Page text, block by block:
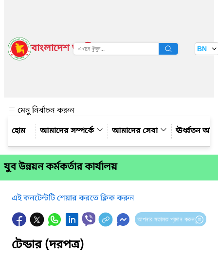
বাংলাদেশ জাতীয় তথ্য বাতায়ন BN
মেনু নির্বাচন করুন
আমাদের সম্পর্কে
আমাদের সেবা ঊর্ধ্বতন
যুব উন্নয়ন কর্মকর্তার কার্যালয়
এই কনটেন্টটি শেয়ার করতে ক্লিক করুন
আপনার মতামত প্রদান করুন
টেন্ডার (দরপত্র)